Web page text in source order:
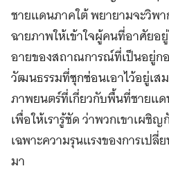
ชายแดนภาคใต้ พยายามจะวิพ
ฉายภาพให้เข้าใจผู้คนที่อาศัย
อายของสถาณการณ์ที่เป็นอยู่ก
วัฒนธรรมที่ซุกซ่อนเอาไว้อยู่เส
ภาพยนตร์ที่เกี่ยวกับพื้นที่ชายแ
เพื่อให้เรารู้ชัด ว่าพวกเขาเผชิญ
เฉพาะความรุนแรงของการเป
มา